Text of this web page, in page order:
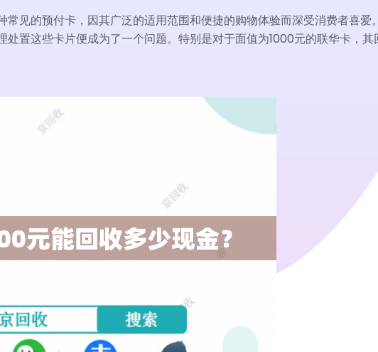
见的预付卡，因其广泛的适用范围和便捷的购物体验而深受消费者喜爱
置这些卡片便成为了一个问题。特别是对于面值为1000元的联华卡，其